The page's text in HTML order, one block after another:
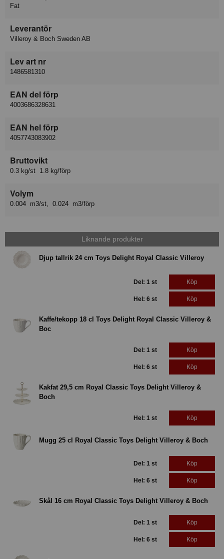
Fat
Leverantör
Villeroy & Boch Sweden AB
Lev art nr
1486581310
EAN del förp
4003686328631
EAN hel förp
4057743083902
Bruttovikt
0.3 kg/st 1.8 kg/förp
Volym
0.004 m3/st, 0.024 m3/förp
Liknande produkter
Djup tallrik 24 cm Toys Delight Royal Classic Villeroy
Del: 1 st Köp
Hel: 6 st Köp
Kaffe/tekopp 18 cl Toys Delight Royal Classic Villeroy &
Boc
Del: 1 st Köp
Hel: 6 st Köp
Kakfat 29,5 cm Royal Classic Toys Delight Villeroy &
Boch
Hel: 1 st Köp
Mugg 25 cl Royal Classic Toys Delight Villeroy & Boch
Del: 1 st Köp
Hel: 6 st Köp
Skål 16 cm Royal Classic Toys Delight Villeroy & Boch
Del: 1 st Köp
Hel: 6 st Köp